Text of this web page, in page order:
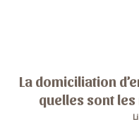
La domiciliation
quelles sont